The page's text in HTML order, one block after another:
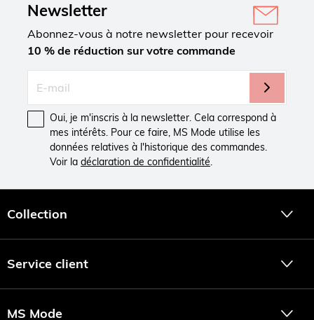
Newsletter
Abonnez-vous à notre newsletter pour recevoir
10 % de réduction sur votre commande
Oui, je m'inscris à la newsletter. Cela correspond à
mes intérêts. Pour ce faire, MS Mode utilise les
données relatives à l'historique des commandes.
Voir la déclaration de confidentialité.
Collection
Service client
MS Mode